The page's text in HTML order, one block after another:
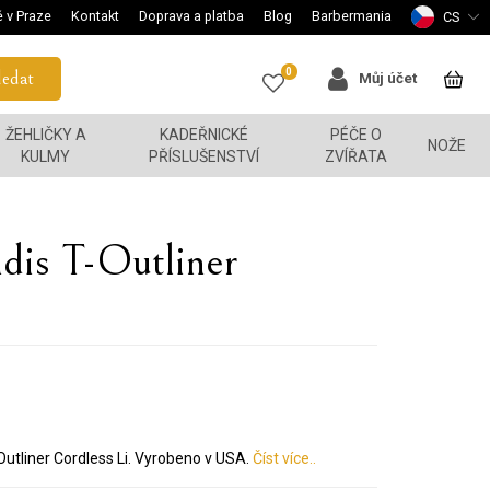
v Praze Kontakt Doprava a platba Blog Barbermania CS
0 Můj účet
ŽEHLIČKY A
KULMY
KADEŘNICKÉ
PŘÍSLUŠENSTVÍ
PÉČE O
ZVÍŘATA
NOŽE
T-Outliner
Cordless Li. Vyrobeno v USA. Číst více..